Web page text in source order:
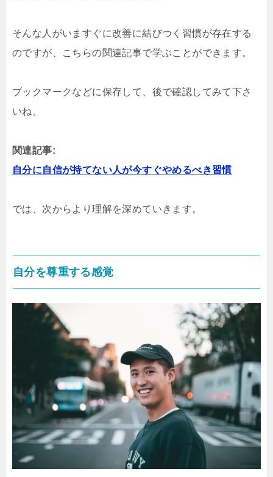
そんな人がいますぐに改善に結びつく習慣が存在する
のですが、こちらの関連記事で学ぶことができます。
ブックマークなどに保存して、後で確認してみて下さ
いね。
関連記事:
自分に自信が持てない人が今すぐやめるべき習慣
では、次からより理解を深めていきます。
自分を尊重する感覚